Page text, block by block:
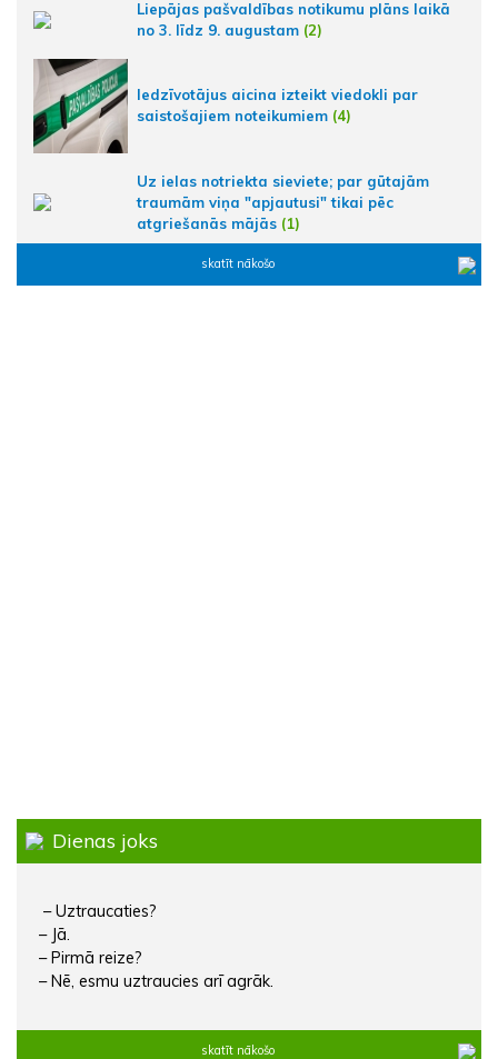
Liepājas pašvaldības notikumu plāns laikā
no 3. līdz 9. augustam (2)
Iedzīvotājus aicina izteikt viedokli par
saistošajiem noteikumiem (4)
Uz ielas notriekta sieviete; par gūtajām
traumām viņa "apjautusi" tikai pēc
atgriešanās mājās (1)
skatīt nākošo
Dienas joks
– Uztraucaties?
– Jā.
– Pirmā reize?
– Nē, esmu uztraucies arī agrāk.
skatīt nākošo